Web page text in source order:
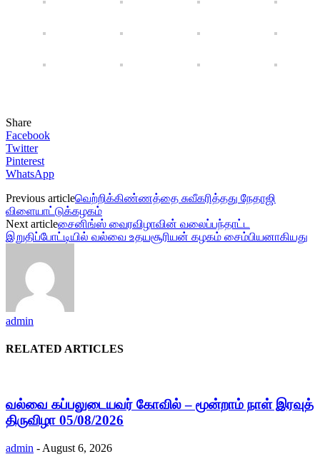
Share
Facebook
Twitter
Pinterest
WhatsApp
Previous articleவெற்றிக்கிண்ணத்தை சுவீகரித்தது நேதாஜி
விளையாட்டுக்கழகம்
Next articleசைனிங்ஸ் வைரவிழாவின் வலைப்பந்தாட்ட
இறுதிப்போட்டியில் வல்வை உதயசூரியன் கழகம் சைம்பியனாகியது
admin
RELATED ARTICLES
வல்வை கப்பலுடையவர் கோவில் – மூன்றாம் நாள் இரவுத்
திருவிழா 05/08/2026
admin - August 6, 2026